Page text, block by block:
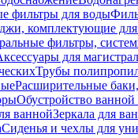
фильтры для воды
комплектующие
фильтры,
для
Трубы
Расширительные баки,
Обустройство
ваннойЗеркала для
Сиденья и чехлы для